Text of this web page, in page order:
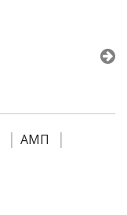
АМП